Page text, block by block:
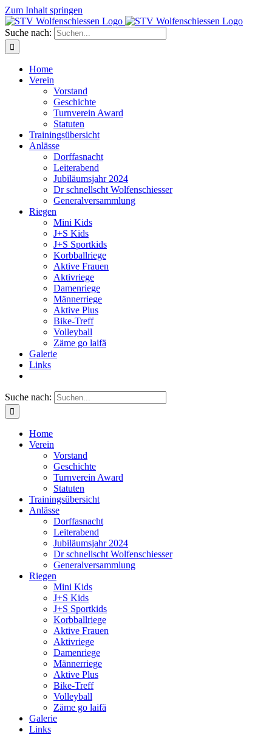
Zum Inhalt springen
Suche nach:
Home
Verein
Vorstand
Geschichte
Turnverein Award
Statuten
Trainingsübersicht
Anlässe
Dorffasnacht
Leiterabend
Jubiläumsjahr 2024
Dr schnellscht Wolfenschiesser
Generalversammlung
Riegen
Mini Kids
J+S Kids
J+S Sportkids
Korbballriege
Aktive Frauen
Aktivriege
Damenriege
Männerriege
Aktive Plus
Bike-Treff
Volleyball
Zäme go laifä
Galerie
Links
Suche nach:
Home
Verein
Vorstand
Geschichte
Turnverein Award
Statuten
Trainingsübersicht
Anlässe
Dorffasnacht
Leiterabend
Jubiläumsjahr 2024
Dr schnellscht Wolfenschiesser
Generalversammlung
Riegen
Mini Kids
J+S Kids
J+S Sportkids
Korbballriege
Aktive Frauen
Aktivriege
Damenriege
Männerriege
Aktive Plus
Bike-Treff
Volleyball
Zäme go laifä
Galerie
Links